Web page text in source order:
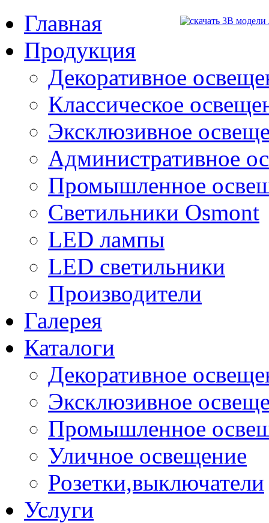
Главная
Продукция
Декоративное
Классическое
Эксклюзивное
Административное
Промышленное
Светильники Osmont
LED лампы
LED светильники
Производители
Галерея
Каталоги
Декоративное
Эксклюзивное
Промышленное
Уличное освещение
Розетки,выключатели
Услуги